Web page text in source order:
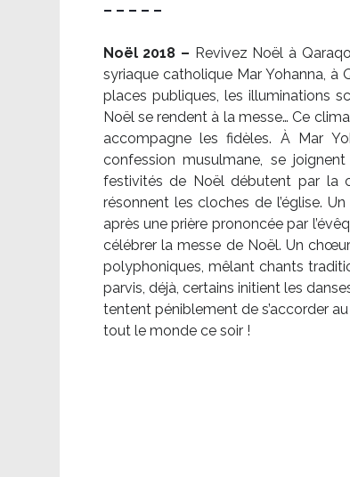
– – – – –
Noël 2018 – Revivez Noël à
syriaque catholique Mar Yohanna, à
places publiques, les illuminations
Noël se rendent à la messe… Ce
accompagne les fidèles. À Mar
confession musulmane, se
festivités de Noël débutent par la
résonnent les cloches de l’église.
après une prière prononcée par
célébrer la messe de Noël. Un
polyphoniques, mêlant chants
parvis, déjà, certains initient les
tentent péniblement de s’accorder
tout le monde ce soir !